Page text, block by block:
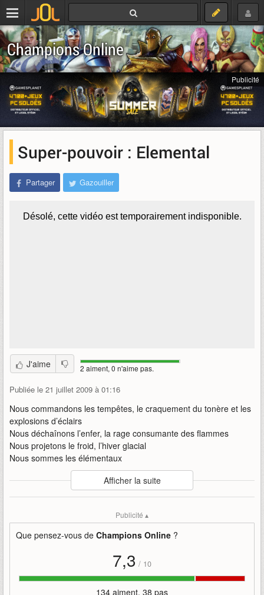
Champions Online
Publicité
Super-pouvoir : Elemental
Partager Gazouiller
J'aime 2 aiment, 0 n'aime pas.
Publiée le 21 juillet 2009 à 01:16
Nous commandons les tempêtes, le craquement du tonère et les
explosions d’éclairs
Nous déchaînons l’enfer, la rage consumante des flammes
Nous projetons le froid, l’hiver glacial
Nous sommes les élémentaux
Auteur
Cryptic / Atari
: LorDragon
glace online
Afficher la suite
Publicité ▴
Que pensez-vous de Champions Online ?
7,3 / 10
134 aiment, 38 pas